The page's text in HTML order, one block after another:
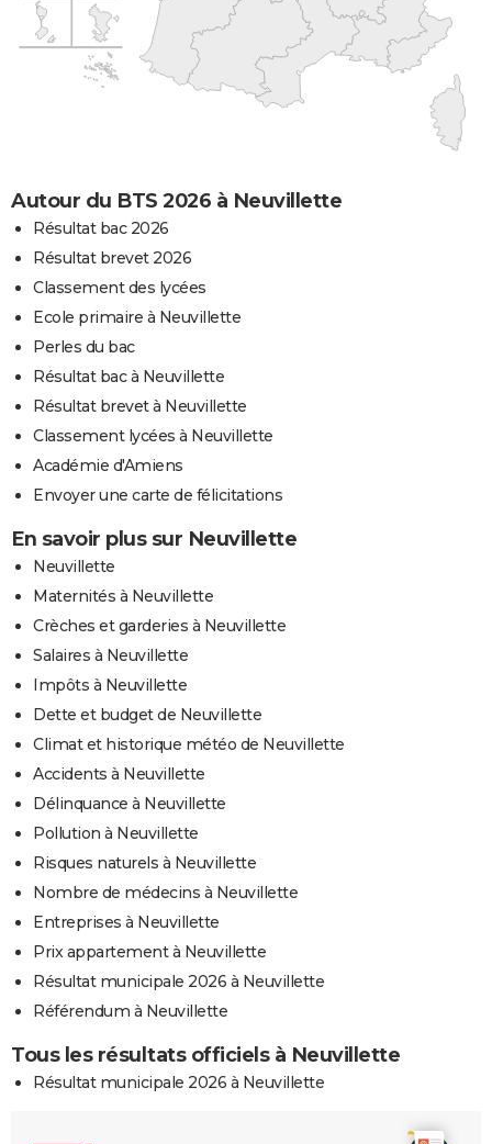
Autour du BTS 2026 à Neuvillette
Résultat bac 2026
Résultat brevet 2026
Classement des lycées
Ecole primaire à Neuvillette
Perles du bac
Résultat bac à Neuvillette
Résultat brevet à Neuvillette
Classement lycées à Neuvillette
Académie d'Amiens
Envoyer une carte de félicitations
En savoir plus sur Neuvillette
Neuvillette
Maternités à Neuvillette
Crèches et garderies à Neuvillette
Salaires à Neuvillette
Impôts à Neuvillette
Dette et budget de Neuvillette
Climat et historique météo de Neuvillette
Accidents à Neuvillette
Délinquance à Neuvillette
Pollution à Neuvillette
Risques naturels à Neuvillette
Nombre de médecins à Neuvillette
Entreprises à Neuvillette
Prix appartement à Neuvillette
Résultat municipale 2026 à Neuvillette
Référendum à Neuvillette
Tous les résultats officiels à Neuvillette
Résultat municipale 2026 à Neuvillette